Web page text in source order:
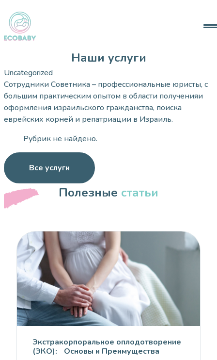
info@ecobaby.co.il
+97258-720-1166
@ecobabyfertility
RU HE
Наши услуги
Uncategorized
Сотрудники Советника – профессиональные юристы, с
большим практическим опытом в области полученияи
оформления израильского гражданства, поиска
еврейских корней и репатриации в Израиль.
Рубрик не найдено.
Все услуги
Полезные статьи
Экстракорпоральное оплодотворение
(ЭКО): Основы и Преимущества